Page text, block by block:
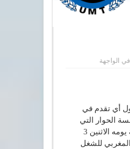
في الواجهة
أي تقدم في
الحوار التي
دعته إليها رئاسة الحكومة يومه الاثنين 3
المغربي للشغل